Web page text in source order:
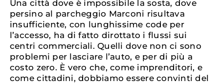
Una città dove è impossibile la sosta, dove
persino al parcheggio Marconi risultava
insufficiente, con lunghissime code per
l’accesso, ha di fatto dirottato i flussi sui
centri commerciali. Quelli dove non ci sono
problemi per lasciare l’auto, e per di più a
costo zero. È vero che, come imprenditori, e
come cittadini, dobbiamo essere convinti del